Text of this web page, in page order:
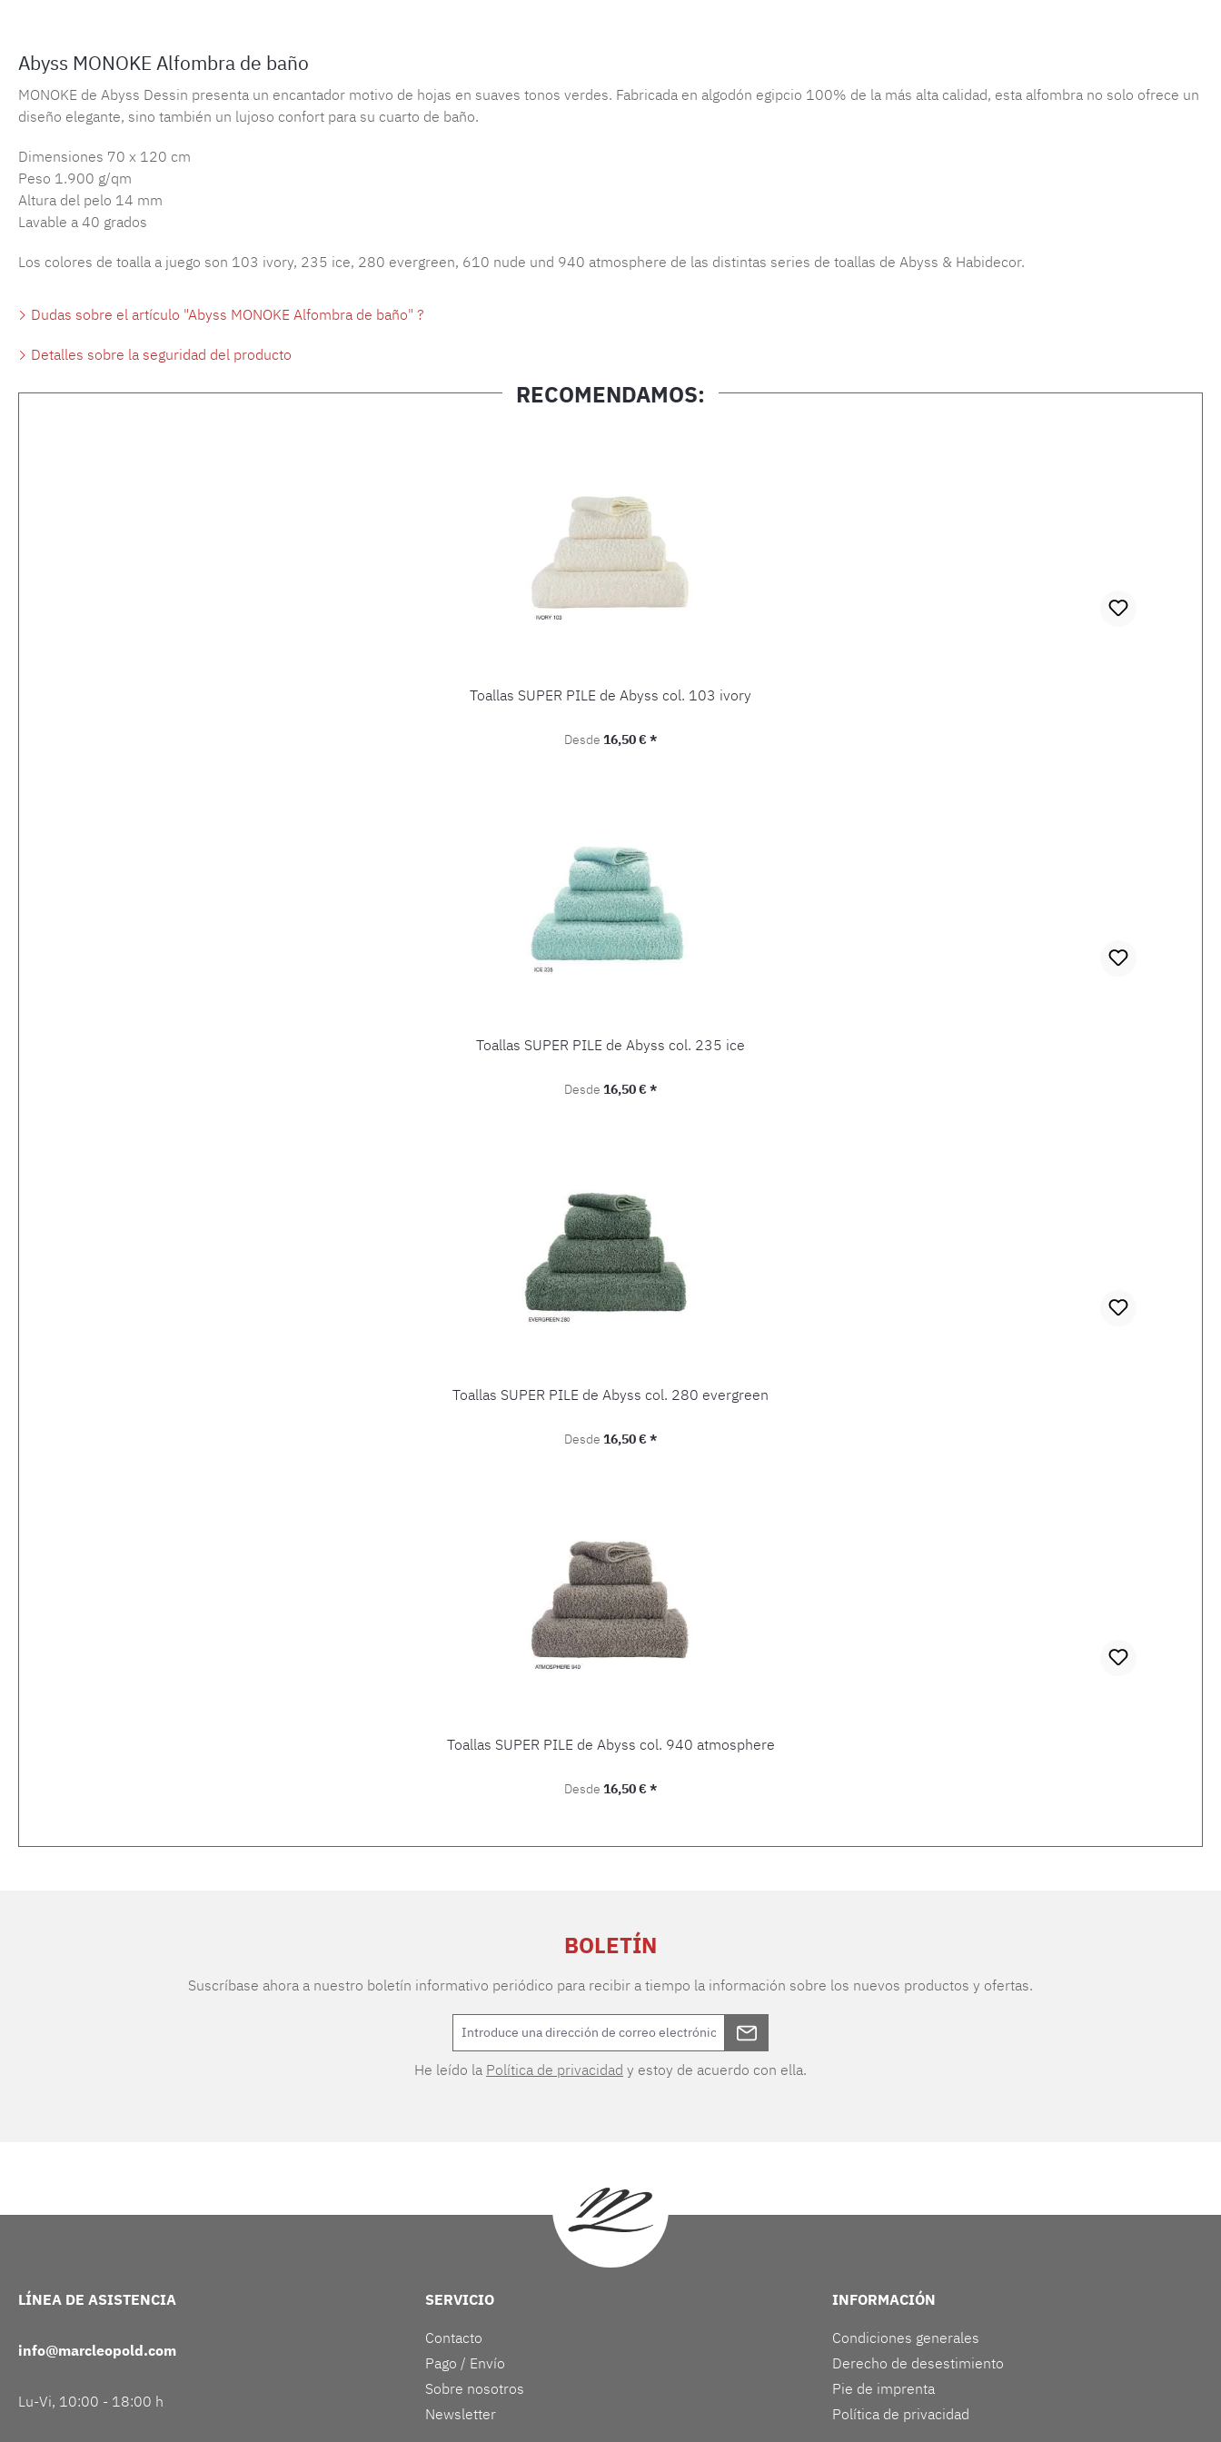
Abyss MONOKE Alfombra de baño
MONOKE de Abyss Dessin presenta un encantador motivo de hojas en suaves tonos verdes. Fabricada en algodón egipcio 100% de la más alta calidad, esta alfombra no solo ofrece un
diseño elegante, sino también un lujoso confort para su cuarto de baño.
Dimensiones 70 x 120 cm
Peso 1.900 g/qm
Altura del pelo 14 mm
Lavable a 40 grados
Los colores de toalla a juego son 103 ivory, 235 ice, 280 evergreen, 610 nude und 940 atmosphere de las distintas series de toallas de Abyss & Habidecor.
Dudas sobre el artículo "Abyss MONOKE Alfombra de baño" ?
Detalles sobre la seguridad del producto
RECOMENDAMOS:
Toallas SUPER PILE de Abyss col. 103 ivory
Precio normal:
Desde 16,50 € *
Toallas SUPER PILE de Abyss col. 235 ice
Precio normal:
Desde 16,50 € *
Toallas SUPER PILE de Abyss col. 280 evergreen
Precio normal:
Desde 16,50 € *
Toallas SUPER PILE de Abyss col. 940 atmosphere
Precio normal:
Desde 16,50 € *
BOLETÍN
Suscríbase ahora a nuestro boletín informativo periódico para recibir a tiempo la información sobre los nuevos productos y ofertas.
He leído la Política de privacidad y estoy de acuerdo con ella.
LÍNEA DE ASISTENCIA
info@marcleopold.com
Lu-Vi, 10:00 - 18:00 h
SERVICIO
Contacto
Pago / Envío
Sobre nosotros
Newsletter
INFORMACIÓN
Condiciones generales
Derecho de desestimiento
Pie de imprenta
Política de privacidad